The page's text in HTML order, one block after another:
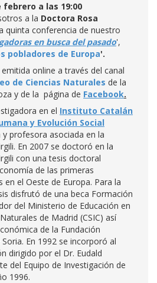
febrero a las 19:00
a la Doctora Rosa
quinta conferencia de nuestro
en busca del pasado',
pobladores de Europa'.
emitida online a través del canal
de Ciencias Naturales de la
y de la página de Facebook.
en el Instituto Catalán
y Evolución Social
profesora asociada en la
En 2007 se doctoró en la
con una tesis doctoral
de las primeras
en el Oeste de Europa. Para la
disfrutó de una beca Formación
del Ministerio de Educación en
de Madrid (CSIC) así
de la Fundación
En 1992 se incorporó al
dirigido por el Dr. Eudald
del Equipo de Investigación de
1996.